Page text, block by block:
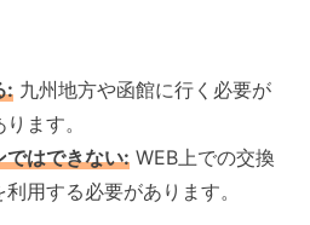
: 九州地方や函館に行く必要が
ます。
ではできない: WEB上での交換
用する必要があります。